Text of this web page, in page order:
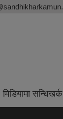
मिडियामा सन्धिखर्क